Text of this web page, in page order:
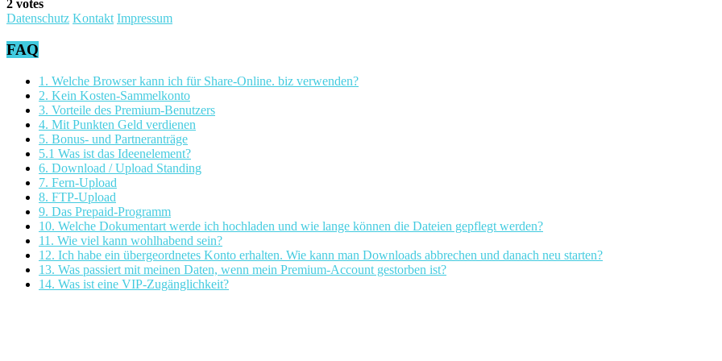
2 votes
Datenschutz Kontakt Impressum
FAQ
1. Welche Browser kann ich für Share-Online. biz verwenden?
2. Kein Kosten-Sammelkonto
3. Vorteile des Premium-Benutzers
4. Mit Punkten Geld verdienen
5. Bonus- und Partneranträge
5.1 Was ist das Ideenelement?
6. Download / Upload Standing
7. Fern-Upload
8. FTP-Upload
9. Das Prepaid-Programm
10. Welche Dokumentart werde ich hochladen und wie lange können die Dateien gepflegt werden?
11. Wie viel kann wohlhabend sein?
12. Ich habe ein übergeordnetes Konto erhalten. Wie kann man Downloads abbrechen und danach neu starten?
13. Was passiert mit meinen Daten, wenn mein Premium-Account gestorben ist?
14. Was ist eine VIP-Zugänglichkeit?